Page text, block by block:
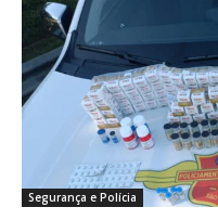
Segurança e Polícia